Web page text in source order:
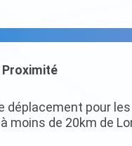
Proximité
déplacement pour les
moins de 20km de